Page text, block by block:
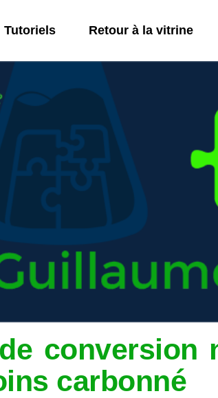
Tutoriels Retour à la vitrine
conversion
carbonné